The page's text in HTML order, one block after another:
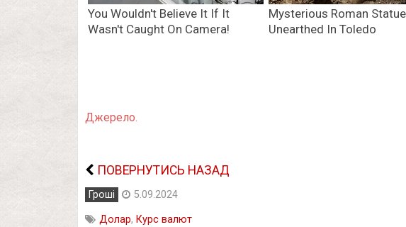
Джерело.
ПОВЕРНУТИСЬ НАЗАД
Гроші 5.09.2024
Долар, Курс валют